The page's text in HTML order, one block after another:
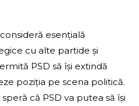
esențială
cu alte partide și
PSD să își extindă
poziția pe scena politică.
că PSD va putea să își